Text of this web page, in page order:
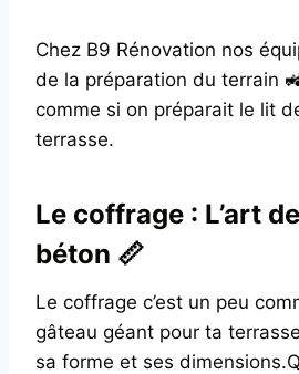
Chez B9 Rénovation nos
de la préparation du terrain
comme si on préparait le lit
terrasse.
Le coffrage : L’art
béton 📏
Le coffrage c’est un peu
gâteau géant pour ta
sa forme et ses